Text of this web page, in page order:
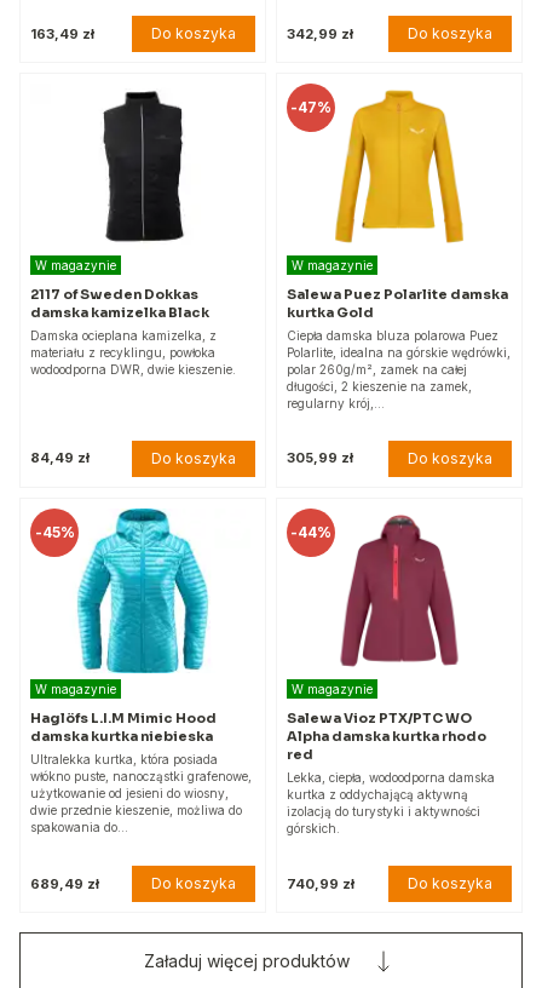
163,49 zł Do koszyka 342,99 zł Do koszyka
W magazynie
2117 of Sweden Dokkas
damska kamizelka Black
Damska ocieplana kamizelka, z
materiału z recyklingu, powłoka
wodoodporna DWR, dwie kieszenie.
84,49 zł Do koszyka
-47%
W magazynie
Salewa Puez Polarlite damska
kurtka Gold
Ciepła damska bluza polarowa Puez
Polarlite, idealna na górskie wędrówki,
polar 260g/m², zamek na całej
długości, 2 kieszenie na zamek,
regularny krój,…
305,99 zł Do koszyka
-45%
W magazynie
Haglöfs L.I.M Mimic Hood
damska kurtka niebieska
Ultralekka kurtka, która posiada
włókno puste, nanocząstki grafenowe,
użytkowanie od jesieni do wiosny,
dwie przednie kieszenie, możliwa do
spakowania do…
689,49 zł Do koszyka
-44%
W magazynie
Salewa Vioz PTX/PTC WO
Alpha damska kurtka rhodo
red
Lekka, ciepła, wodoodporna damska
kurtka z oddychającą aktywną
izolacją do turystyki i aktywności
górskich.
740,99 zł Do koszyka
Załaduj więcej produktów